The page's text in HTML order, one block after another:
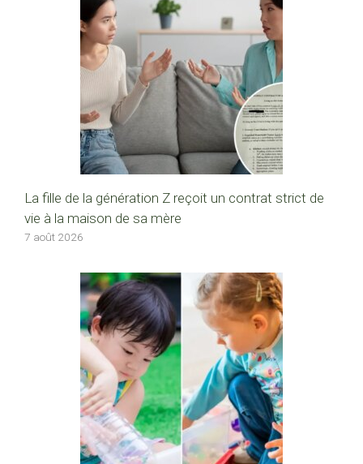
La fille de la génération Z reçoit un contrat strict de
vie à la maison de sa mère
7 août 2026